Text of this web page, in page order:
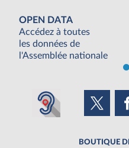
OPEN DATA
Accédez à toutes
les données de
l'Assemblée nationale
BOUTIQUE